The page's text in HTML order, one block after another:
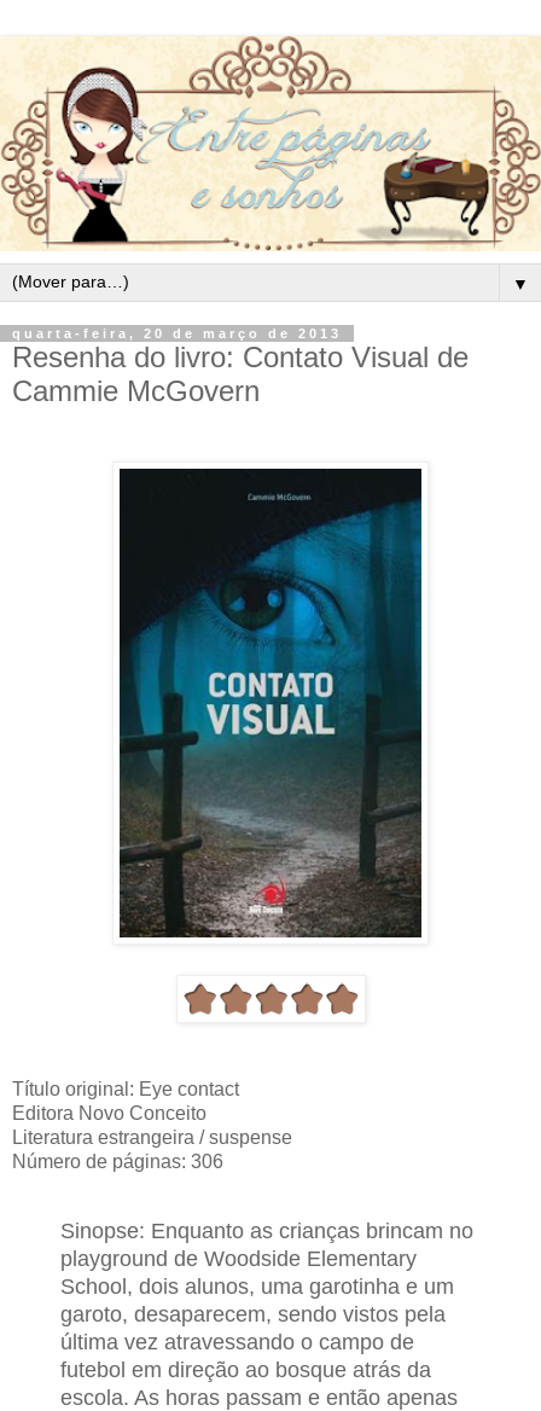
▼
quarta-feira, 20 de março de 2013
Resenha do livro: Contato Visual de
Cammie McGovern
Título original: Eye contact
Editora Novo Conceito
Literatura estrangeira / suspense
Número de páginas: 306
Sinopse: Enquanto as crianças brincam no
playground de Woodside Elementary
School, dois alunos, uma garotinha e um
garoto, desaparecem, sendo vistos pela
última vez atravessando o campo de
futebol em direção ao bosque atrás da
escola. As horas passam e então apenas